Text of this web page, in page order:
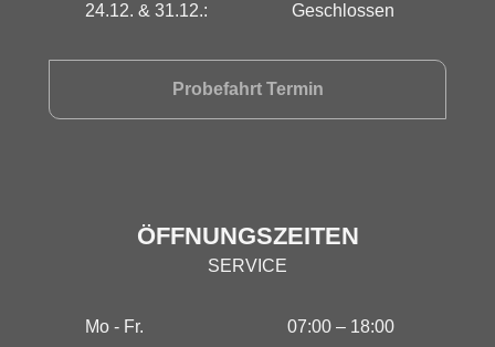
24.12. & 31.12.:
Geschlossen
Probefahrt Termin
ÖFFNUNGSZEITEN
SERVICE
Mo - Fr.
07:00 – 18:00